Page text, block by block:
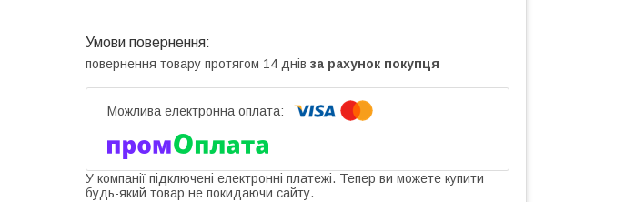
повернення товару протягом 14 днів за рахунок покупця
У компанії підключені електронні платежі. Тепер ви можете купити
будь-який товар не покидаючи сайту.